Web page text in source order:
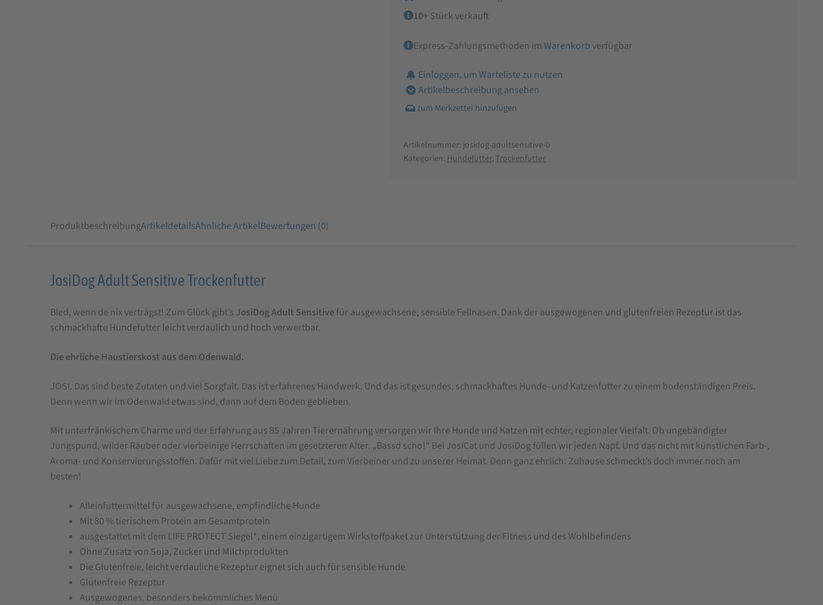
Menge
10+Stück verkauft
Express-Zahlungsmethoden imWarenkorb verfügbar
Einloggen, um Warteliste zu nutzen
Artikelbeschreibung ansehen
Artikelnummer: josidog-adultsensitive-0
Kategorien: Hundefutter, Trockenfutter
ProduktbeschreibungArtikeldetailsÄhnliche ArtikelBewertungen (0)
Produktbeschreibung
JosiDog
Adult
Sensitive
JosiDog Adult Sensitive Trockenfutter
Bled, wenn de nix verträgst! Zum Glück gibt’s JosiDog Adult Sensitive für ausgewachsene, sensible Fellnasen. Dank der ausgewogenen und glutenfreien Rezeptur ist das
schmackhafte Hundefutter leicht verdaulich und hoch verwertbar.
Die ehrliche Haustierskost aus dem Odenwald.
JOSI. Das sind beste Zutaten und viel Sorgfalt. Das ist erfahrenes Handwerk. Und das ist gesundes, schmackhaftes Hunde- und Katzenfutter zu einem bodenständigen Preis.
Denn wenn wir im Odenwald etwas sind, dann auf dem Boden geblieben.
Mit unterfränkischem Charme und der Erfahrung aus 85 Jahren Tierernährung versorgen wir Ihre Hunde und Katzen mit echter, regionaler Vielfalt. Ob ungebändigter
Jungspund, wilder Räuber oder vierbeinige Herrschaften im gesetzteren Alter. „Bassd scho!“ Bei JosiCat und JosiDog füllen wir jeden Napf. Und das nicht mit künstlichen Farb-,
Aroma- und Konservierungsstoffen. Dafür mit viel Liebe zum Detail, zum Vierbeiner und zu unserer Heimat. Denn ganz ehrlich: Zuhause schmeckt’s doch immer noch am
besten!
Alleinfuttermittel für ausgewachsene, empfindliche Hunde
Mit 80 % tierischem Protein am Gesamtprotein
ausgestattet mit dem LIFE PROTECT Siegel*, einem einzigartigem Wirkstoffpaket zur Unterstützung der Fitness und des Wohlbefindens
Ohne Zusatz von Soja, Zucker und Milchprodukten
Die Glutenfreie, leicht verdauliche Rezeptur eignet sich auch für sensible Hunde
Glutenfreie Rezeptur
Ausgewogenes, besonders bekömmliches Menü